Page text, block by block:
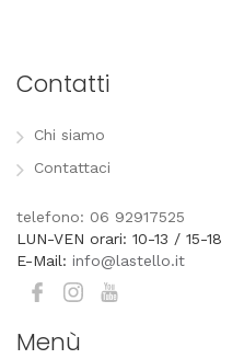
Contatti
Chi siamo
Contattaci
telefono: 06 92917525
LUN-VEN orari: 10-13 / 15-18
E-Mail: info@lastello.it
Menù